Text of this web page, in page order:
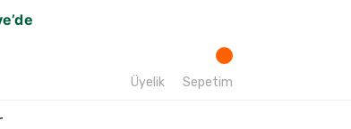
Üyelik Sepetim